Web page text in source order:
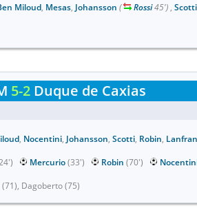
Miloud, Mesas, Johansson ( Rossi45') , Scotti
5-2 Duque de Caxias
, Nocentini, Johansson, Scotti, Robin,
Mercurio(33') Robin (70')
Dagoberto (75)